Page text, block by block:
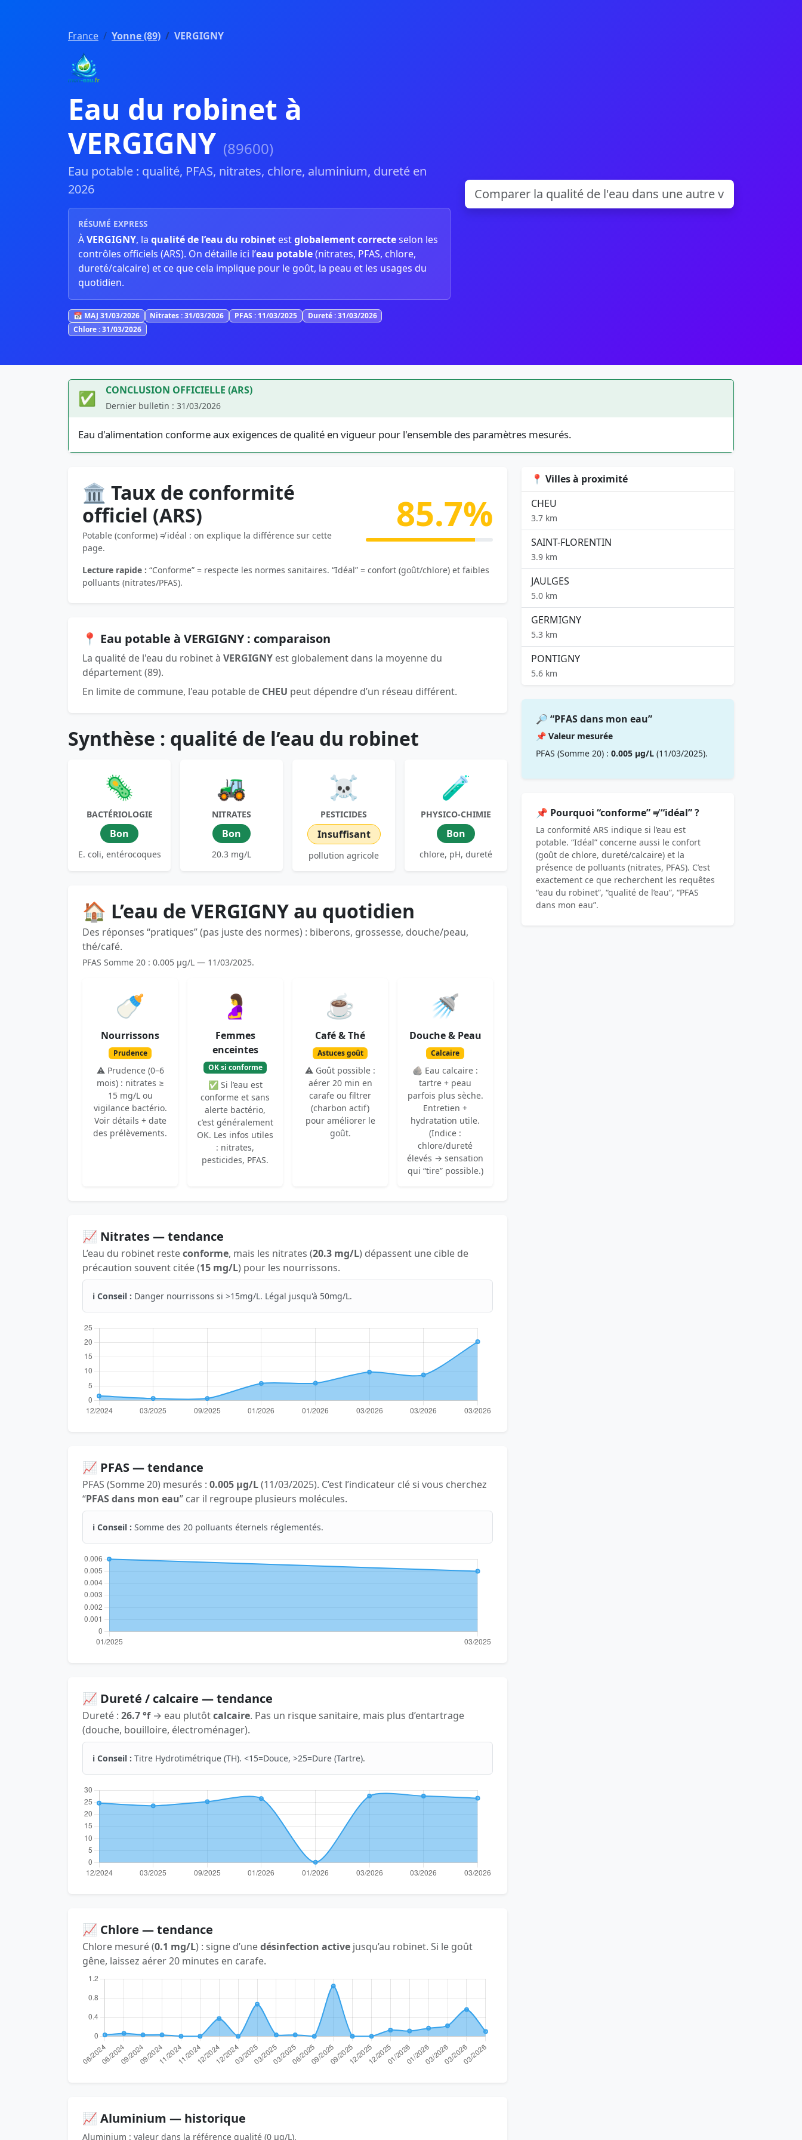
France Yonne (89) VERGIGNY
Eau du robinet à
VERGIGNY (89600)
Eau potable : qualité, PFAS, nitrates, chlore, aluminium, dureté en
2026
RÉSUMÉ EXPRESS
ÀVERGIGNY, la qualité de l’eau du robinet estglobalement correcteselon les
contrôles officiels (ARS). On détaille ici l’eau potable(nitrates, PFAS, chlore,
dureté/calcaire) et ce que cela implique pour le goût, la peau et les usages du
quotidien.
📅 MAJ 31/03/2026 Nitrates : 31/03/2026 PFAS : 11/03/2025
Dureté : 31/03/2026
Chlore : 31/03/2026
✅ CONCLUSION OFFICIELLE (ARS)
Dernier bulletin : 31/03/2026
Eau d'alimentation conforme aux exigences de qualité en vigueur pour l'ensemble des paramètres mesurés.
🏛️ Taux de conformité
officiel (ARS)
Potable (conforme) ≠ idéal : on explique la différence sur cette
page.
85.7%
Lecture rapide : “Conforme” = respecte les normes sanitaires. “Idéal” = confort (goût/chlore) et faibles
polluants (nitrates/PFAS).
📍 Eau potable à VERGIGNY : comparaison
La qualité de l'eau du robinet à VERGIGNY est globalement dans la moyenne du
département (89).
En limite de commune, l'eau potable de CHEU peut dépendre d’un réseau différent.
Synthèse : qualité de l’eau du robinet
🦠
BACTÉRIOLOGIE
Bon
E. coli, entérocoques
🚜
NITRATES
Bon
20.3 mg/L
☠️
PESTICIDES
Insuffisant
pollution agricole
🧪
PHYSICO-CHIMIE
Bon
chlore, pH, dureté
🏠 L’eau de VERGIGNY au quotidien
Des réponses “pratiques” (pas juste des normes) : biberons, grossesse, douche/peau,
thé/café.
PFAS Somme 20 : 0.005 µg/L — 11/03/2025.
🍼
Nourrissons
Prudence
⚠️ Prudence (0–6
mois) : nitrates ≥
15 mg/L ou
vigilance bactério.
Voir détails + date
des prélèvements.
🤰
Femmes
enceintes
OK si conforme
✅ Si l’eau est
conforme et sans
alerte bactério,
c’est généralement
OK. Les infos utiles
: nitrates,
pesticides, PFAS.
☕
Café & Thé
Astuces goût
⚠️ Goût possible :
aérer 20 min en
carafe ou filtrer
(charbon actif)
pour améliorer le
goût.
🚿
Douche & Peau
Calcaire
🪨 Eau calcaire :
tartre + peau
parfois plus sèche.
Entretien +
hydratation utile.
(Indice :
chlore/dureté
élevés → sensation
qui “tire” possible.)
📈 Nitrates — tendance
L’eau du robinet resteconforme, mais les nitrates (20.3 mg/L) dépassent une cible de
précaution souvent citée (15 mg/L) pour les nourrissons.
ℹ️ Conseil : Danger nourrissons si >15mg/L. Légal jusqu'à 50mg/L.
📈 PFAS — tendance
PFAS (Somme 20) mesurés : 0.005 µg/L(11/03/2025). C’est l’indicateur clé si vous cherchez
“PFAS dans mon eau” car il regroupe plusieurs molécules.
ℹ️ Conseil : Somme des 20 polluants éternels réglementés.
📈 Dureté / calcaire — tendance
Dureté : 26.7 °f→ eau plutôtcalcaire. Pas un risque sanitaire, mais plus d’entartrage
(douche, bouilloire, électroménager).
ℹ️ Conseil : Titre Hydrotimétrique (TH). <15=Douce, >25=Dure (Tartre).
📈 Chlore — tendance
Chlore mesuré (0.1 mg/L) : signe d’unedésinfection active jusqu’au robinet. Si le goût
gêne, laissez aérer 20 minutes en carafe.
📈 Aluminium — historique
Aluminium : valeur dans la référence qualité (0 µg/L).
📍 Villes à proximité
CHEU
3.7 km
SAINT-FLORENTIN
3.9 km
JAULGES
5.0 km
GERMIGNY
5.3 km
PONTIGNY
5.6 km
🔎 “PFAS dans mon eau”
📌 Valeur mesurée
PFAS (Somme 20) : 0.005 µg/L (11/03/2025).
📌 Pourquoi “conforme” ≠ “idéal” ?
La conformité ARS indique si l’eau est
potable. “Idéal” concerne aussi le confort
(goût de chlore, dureté/calcaire) et la
présence de polluants (nitrates, PFAS). C’est
exactement ce que recherchent les requêtes
“eau du robinet”, “qualité de l’eau”, “PFAS
dans mon eau”.